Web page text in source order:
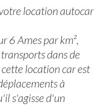
location autocar
6 Ames par km²,
dans de
location car est
à
s'agisse d'un